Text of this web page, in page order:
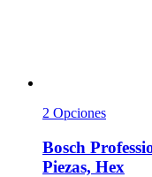
2 Opciones
Bosch
Piezas, Hex